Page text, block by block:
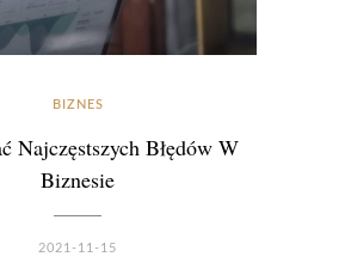
BIZNES
Najczęstszych Błędów W
Biznesie
2021-11-15